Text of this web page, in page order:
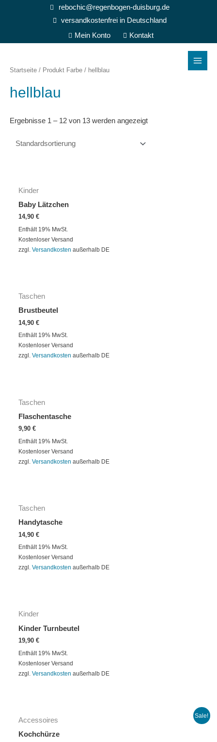
rebochic@regenbogen-duisburg.de
versandkostenfrei in Deutschland
Mein Konto
Kontakt
Main
Menu
Startseite / Produkt Farbe / hellblau
hellblau
Ergebnisse 1 – 12 von 13 werden angezeigt
Kinder
Baby Lätzchen
14,90 €
Enthält 19% MwSt.
Kostenloser Versand
zzgl. Versandkosten außerhalb DE
Taschen
Brustbeutel
14,90 €
Enthält 19% MwSt.
Kostenloser Versand
zzgl. Versandkosten außerhalb DE
Taschen
Flaschentasche
9,90 €
Enthält 19% MwSt.
Kostenloser Versand
zzgl. Versandkosten außerhalb DE
Taschen
Handytasche
14,90 €
Enthält 19% MwSt.
Kostenloser Versand
zzgl. Versandkosten außerhalb DE
Kinder
Kinder Turnbeutel
19,90 €
Enthält 19% MwSt.
Kostenloser Versand
zzgl. Versandkosten außerhalb DE
Sale!
Accessoires
Kochchürze